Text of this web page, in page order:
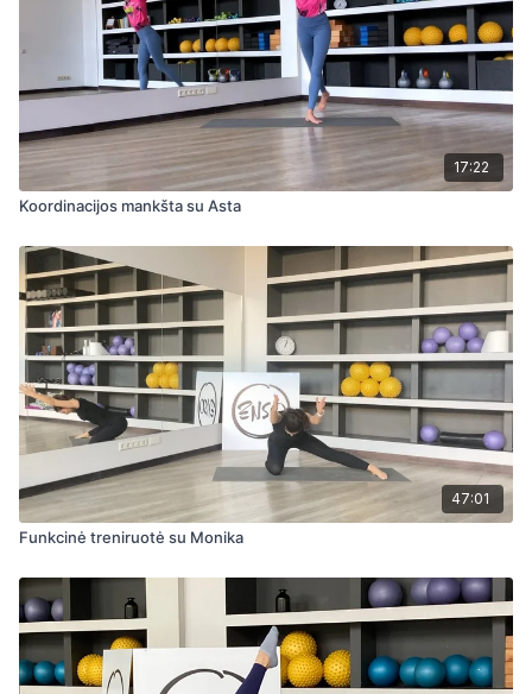
17:22
Koordinacijos mankšta su Asta
47:01
Funkcinė treniruotė su Monika